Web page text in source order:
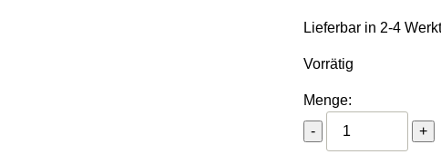
Lieferbar in 2-4
Vorrätig
Menge:
-
Holzmann
+